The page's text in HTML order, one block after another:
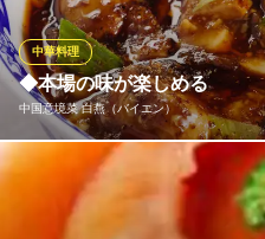
ございます！！
中国料理 香港楼
完全個室 本格中華料理
地下鉄銀座線田原町駅2番出口
東京都台東区雷門1-6-7
◆本場の味が楽しめる
中国意境菜 白燕（バイエン）
中華料理
香港・北京などで修業を積んだ
かな中華料理の数々はまさに絶
めのコースもご用意しておりま